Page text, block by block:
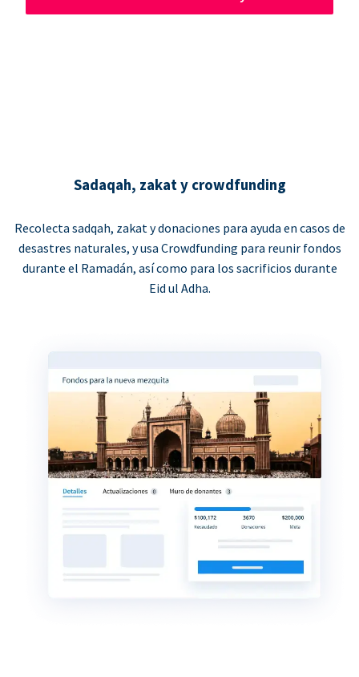
Sadaqah, zakat y crowdfunding
Recolecta sadqah, zakat y donaciones para ayuda en casos de
desastres naturales, y usa Crowdfunding para reunir fondos
durante el Ramadán, así como para los sacrificios durante
Eid ul Adha.